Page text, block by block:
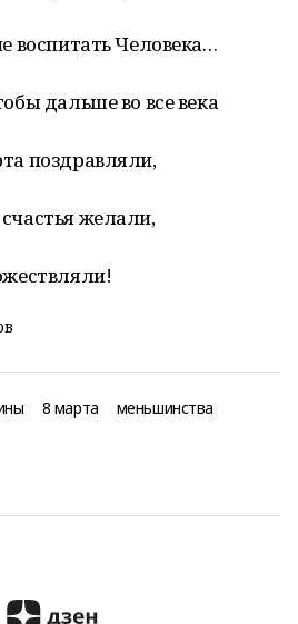
воспитать Человека…
дальше во все века
поздравляли,
желали,
8 марта меньшинства